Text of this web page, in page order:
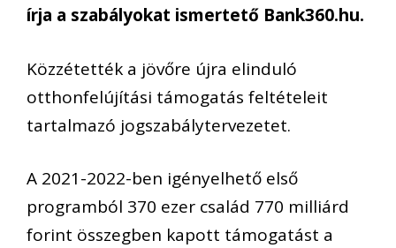
írja a szabályokat ismertető Bank360.hu.
Közzétették a jövőre újra elinduló
otthonfelújítási támogatás feltételeit
tartalmazó jogszabálytervezetet.
A 2021-2022-ben igényelhető első
programból 370 ezer család 770 milliárd
forint összegben kapott támogatást a